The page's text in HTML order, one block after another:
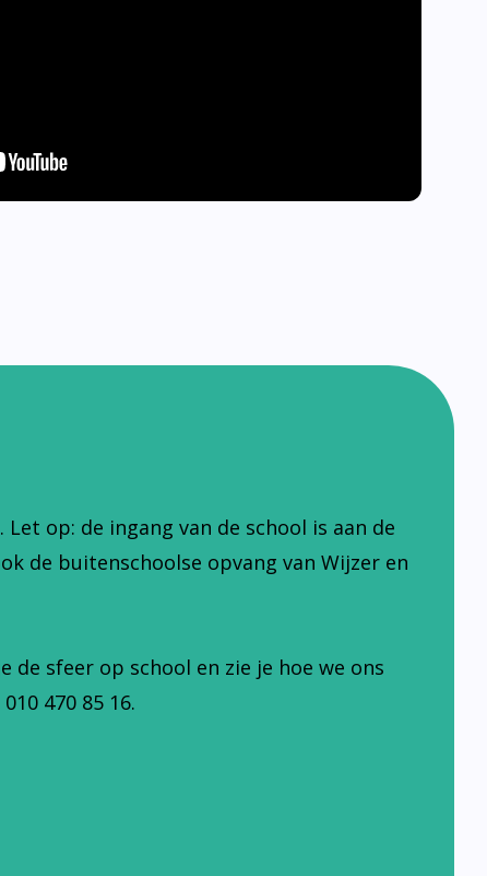
op: de ingang van de school is aan de
de buitenschoolse opvang van Wijzer en
de sfeer op school en zie je hoe we ons
470 85 16.